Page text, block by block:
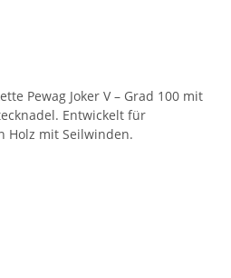
Pewag Joker V – Grad 100 mit
Entwickelt für
Holz mit Seilwinden.